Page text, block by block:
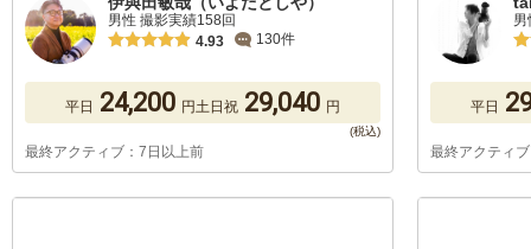
男性 撮影実績158回
4.93
130件
平日 24,200 円土日祝 29,040 円
最終アクティブ：7日以上前
平日
最終アクティ